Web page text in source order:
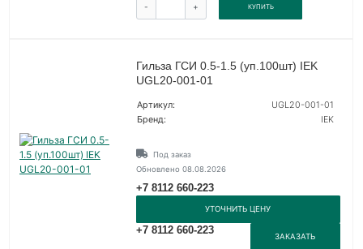
- + КУПИТЬ
Гильза ГСИ 0.5-1.5 (уп.100шт) IEK
UGL20-001-01
Артикул:
UGL20-001-01
Бренд:
IEK
Под заказ
Обновлено 08.08.2026
+7 8112 660-223
УТОЧНИТЬ ЦЕНУ
+7 8112 660-223
ЗАКАЗАТЬ